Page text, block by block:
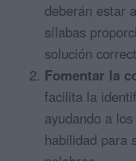
deberán estar
sílabas
solución
Fomentar la
facilita la
ayudando a
habilidad para